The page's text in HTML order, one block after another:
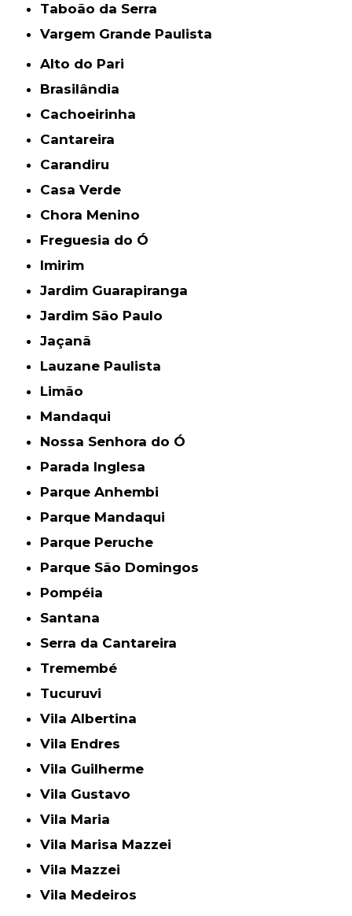
Taboão da Serra
Vargem Grande Paulista
Alto do Pari
Brasilândia
Cachoeirinha
Cantareira
Carandiru
Casa Verde
Chora Menino
Freguesia do Ó
Imirim
Jardim Guarapiranga
Jardim São Paulo
Jaçanã
Lauzane Paulista
Limão
Mandaqui
Nossa Senhora do Ó
Parada Inglesa
Parque Anhembi
Parque Mandaqui
Parque Peruche
Parque São Domingos
Pompéia
Santana
Serra da Cantareira
Tremembé
Tucuruvi
Vila Albertina
Vila Endres
Vila Guilherme
Vila Gustavo
Vila Maria
Vila Marisa Mazzei
Vila Mazzei
Vila Medeiros